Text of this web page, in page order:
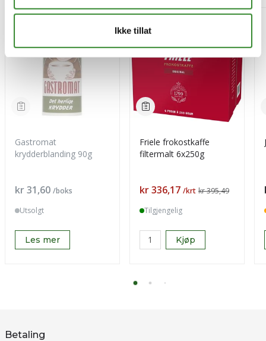
Ikke tillat
Gastromat
krydderblanding 90g
Pris
kr 31,60 /boks
Utsolgt
Les mer
Friele frokostkaffe
filtermalt 6x250g
Pris
kr 336,17 /krt kr 395,49
Tilgjengelig
Kjøp
Betaling